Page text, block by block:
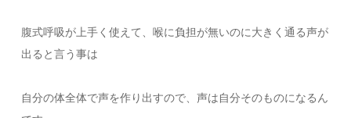
腹式呼吸が上手く使えて、喉に負担が無いのに大きく通る声が
出ると言う事は
自分の体全体で声を作り出すので、声は自分そのものになるん